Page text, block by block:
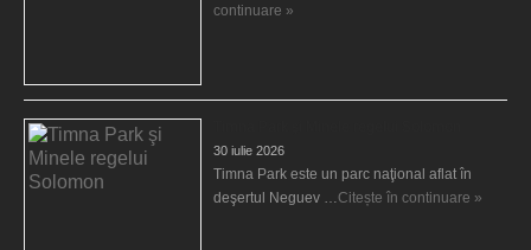
continuare »
30 iulie 2026
Timna Park este un parc naţional aflat în
deşertul Neguev … Citește în continuare »